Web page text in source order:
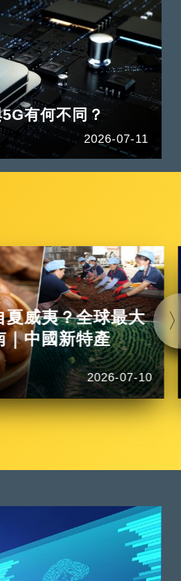
有何不同？
2026-07-11
夏威夷？全球最大
｜中國新特產
2026-07-10